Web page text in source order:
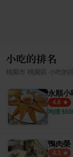
小吃的排名
桃園市 桃園區 小吃 的
永順小
4.6
均消 $
鴨肉榮
4.1